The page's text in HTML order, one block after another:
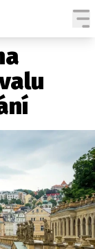
CELEBRITY
CELEBRITY